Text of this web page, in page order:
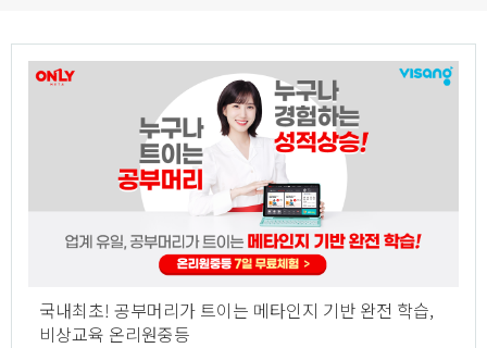
국내최초! 공부머리가 트이는 메타인지 기반 완전 학습,
비상교육 온리원중등